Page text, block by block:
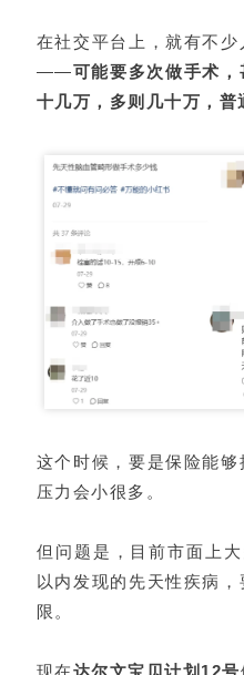
在社交平台上，就有不
——可能要多次做手术，
十几万，多则几十万，普
这个时候，要是保险能
压力会小很多。
但问题是，目前市面上
以内发现的先天性疾病
限。